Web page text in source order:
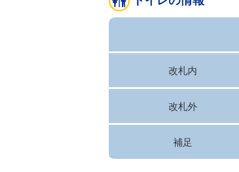
改札内
改札外
補足